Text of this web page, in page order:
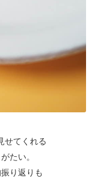
てくれる
たい。
り返りも